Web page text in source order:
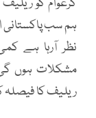
کرعوام کو
ہم سب
نظر آرہا ہے
مشکلات ہوں
ریلیف کا فیصلہ